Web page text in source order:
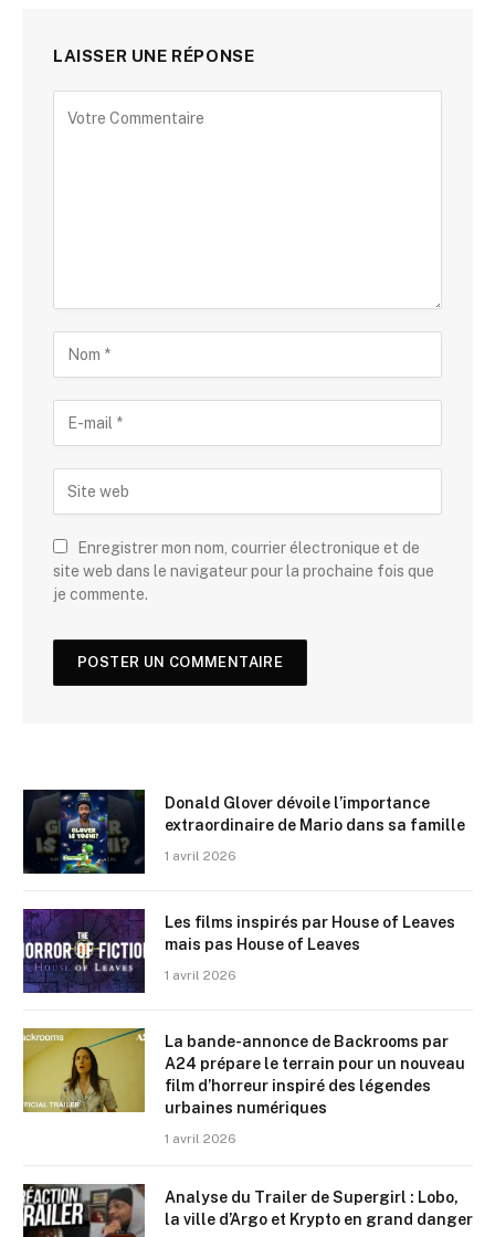
LAISSER UNE RÉPONSE
Enregistrer mon nom, courrier électronique et de
site web dans le navigateur pour la prochaine fois que
je commente.
Donald Glover dévoile l’importance
extraordinaire de Mario dans sa famille
1 avril 2026
Les films inspirés par House of Leaves
mais pas House of Leaves
1 avril 2026
La bande-annonce de Backrooms par
A24 prépare le terrain pour un nouveau
film d’horreur inspiré des légendes
urbaines numériques
1 avril 2026
Analyse du Trailer de Supergirl : Lobo,
la ville d’Argo et Krypto en grand danger